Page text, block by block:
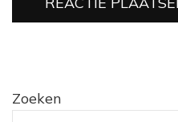
Zoeken